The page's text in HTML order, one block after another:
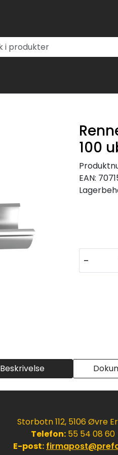
100
EAN:
-
Beskrivelse
Storbotn 112, 5106 Øvre
Telefon: 55 54 08 60
E-post: